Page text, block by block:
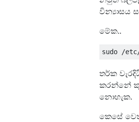
වින්‍යාසය
මේක..
තර්ක
කරන්නේ
නොහැක.
කෙසේ